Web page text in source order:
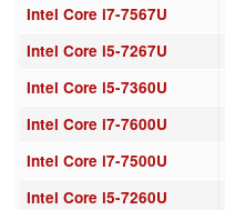
Intel Core i7-7567U
Intel Core i5-7267U
Intel Core i5-7360U
Intel Core i7-7600U
Intel Core i7-7500U
Intel Core i5-7260U